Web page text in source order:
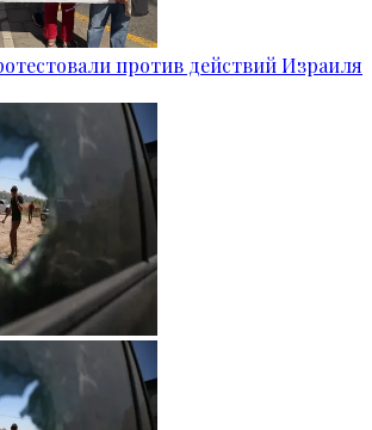
против действий Израиля